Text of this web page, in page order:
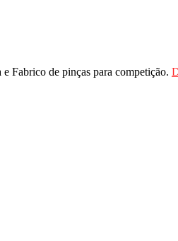
Fabrico de pinças para competição.